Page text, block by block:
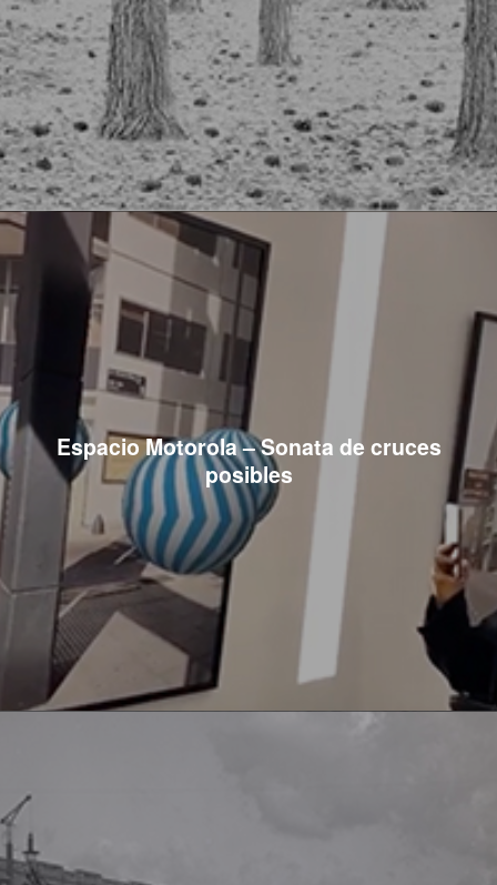
Espacio Motorola – Sonata de cruces
posibles